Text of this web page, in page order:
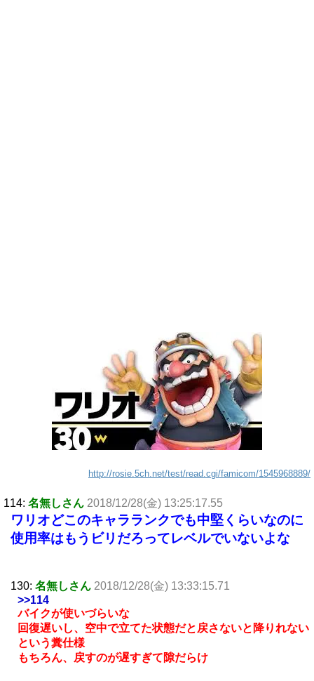
http://rosie.5ch.net/test/read.cgi/famicom/1545968889/
114: 名無しさん 2018/12/28(金) 13:25:17.55
ワリオどこのキャラランクでも中堅くらいなのに
使用率はもうビリだろってレベルでいないよな
130: 名無しさん 2018/12/28(金) 13:33:15.71
>>114
バイクが使いづらいな
回復遅いし、空中で立てた状態だと戻さないと降りれない
という糞仕様
もちろん、戻すのが遅すぎて隙だらけ